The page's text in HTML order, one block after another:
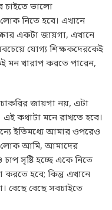
চাইতে ভালো
নিতে হবে। এখানে
একটা জায়গা, এখানে
যোগ্য শিক্ষকদেরকেই
মন খারাপ করতে পারেন,
জায়গা নয়, এটা
কথাটা মনে রাখতে হবে।
ইতিমধ্যে আমার ওপরেও
লোক আমি, আমাদের
সৃষ্টি হচ্ছে একে নিতে
হবে; কিন্তু এখানে
বেছে বেছে সবচাইতে